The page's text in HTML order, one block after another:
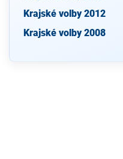
Krajské volby 2012
Krajské volby 2008